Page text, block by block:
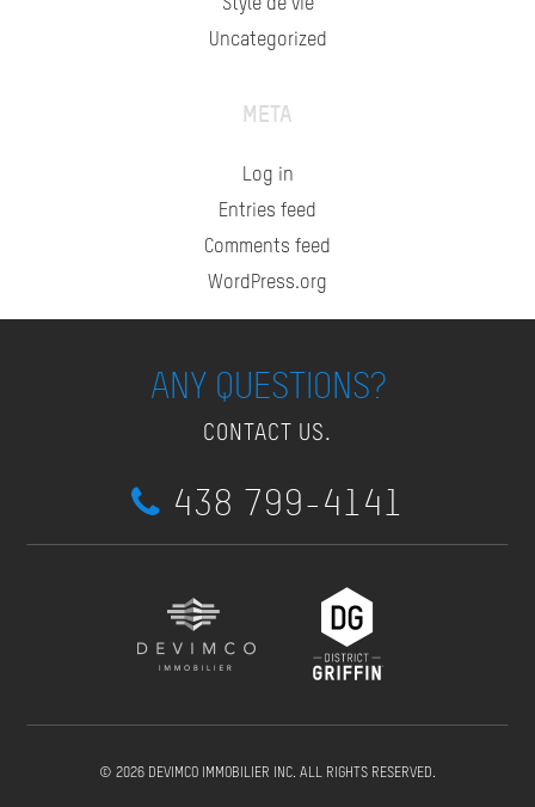
Style de vie
Uncategorized
META
Log in
Entries feed
Comments feed
WordPress.org
ANY QUESTIONS?
CONTACT US.
438 799-4141
© 2026 DEVIMCO IMMOBILIER INC. ALL RIGHTS RESERVED.